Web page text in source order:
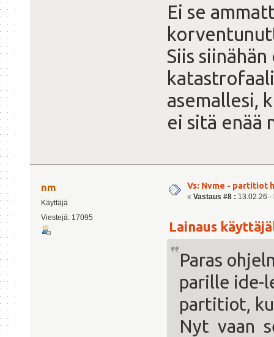
Ei se
Siis
asemallesi,
ei sitä enää
nm
Käyttäjä
Viestejä: 17095
Vs: Nvme - partitiot
« Vastaus #8 : 13.02.26 -
Lainaus
Paras
parille ide-
partitiot,
Nyt vaan